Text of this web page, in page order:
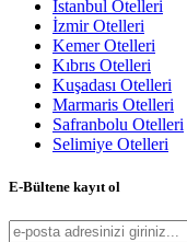
İstanbul Otelleri
İzmir Otelleri
Kemer Otelleri
Kıbrıs Otelleri
Kuşadası Otelleri
Marmaris Otelleri
Safranbolu Otelleri
Selimiye Otelleri
E-Bültene kayıt ol